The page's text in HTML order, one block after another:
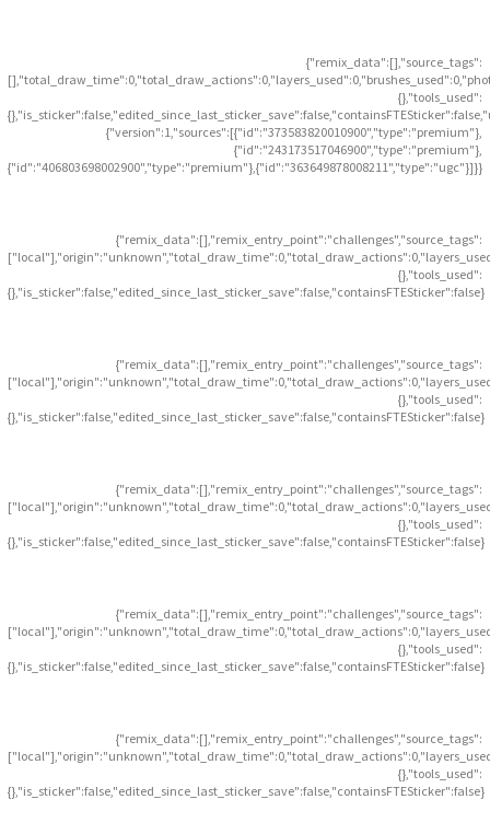
{"remix_data":[],"source_tags":
{},"tools_used":
{"version":1,"sources":[{"id":"373583820010900","type":"premium"},
{"id":"243173517046900","type":"premium"},
{"id":"406803698002900","type":"premium"},{"id":"363649878008211","type":"ugc"}]}}
{"remix_data":[],"remix_entry_point":"challenges","source_tags":
{},"tools_used":
{},"is_sticker":false,"edited_since_last_sticker_save":false,"containsFTESticker":false}
{"remix_data":[],"remix_entry_point":"challenges","source_tags":
{},"tools_used":
{},"is_sticker":false,"edited_since_last_sticker_save":false,"containsFTESticker":false}
{"remix_data":[],"remix_entry_point":"challenges","source_tags":
{},"tools_used":
{},"is_sticker":false,"edited_since_last_sticker_save":false,"containsFTESticker":false}
{"remix_data":[],"remix_entry_point":"challenges","source_tags":
{},"tools_used":
{},"is_sticker":false,"edited_since_last_sticker_save":false,"containsFTESticker":false}
{"remix_data":[],"remix_entry_point":"challenges","source_tags":
{},"tools_used":
{},"is_sticker":false,"edited_since_last_sticker_save":false,"containsFTESticker":false}